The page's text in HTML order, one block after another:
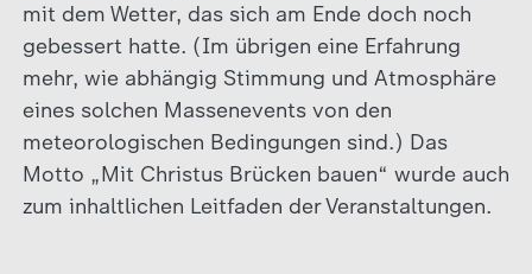
mit dem Wetter, das sich am Ende doch noch
gebessert hatte. (Im übrigen eine Erfahrung
mehr, wie abhängig Stimmung und Atmosphäre
eines solchen Massenevents von den
meteorologischen Bedingungen sind.) Das
Motto „Mit Christus Brücken bauen“ wurde auch
zum inhaltlichen Leitfaden der Veranstaltungen.